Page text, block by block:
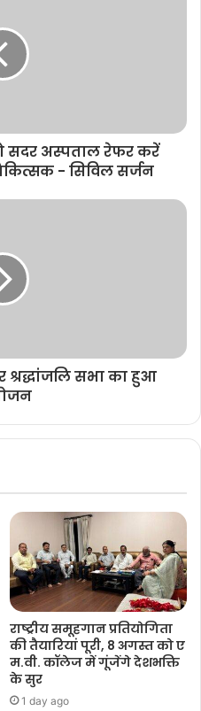
e
सदर अस्पताल रेफर करें
- सिविल सर्जन
श्रद्धांजलि सभा का हुआ
राष्ट्रीय समूहगान प्रतियोगिता
की तैयारियां पूरी, 8 अगस्त को ए
म.वी. कॉलेज में गूंजेंगे देशभक्ति
के सुर
1 day ago